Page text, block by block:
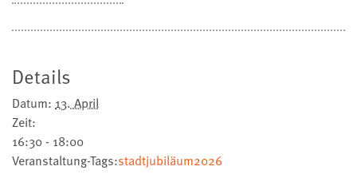
Details
Datum: 13. April
Zeit:
16:30 - 18:00
Veranstaltung-Tags:stadtjubiläum2026